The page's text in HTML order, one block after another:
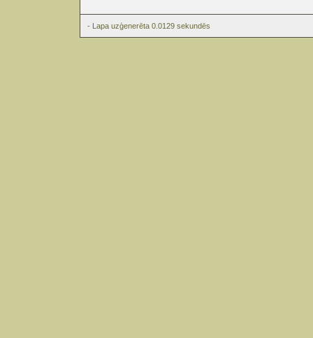
- Lapa uzģenerēta 0.0129 sekundēs